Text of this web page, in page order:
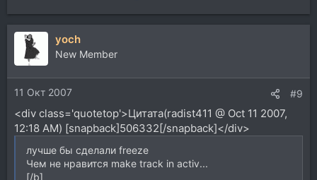
yoch
New Member
11 Окт 2007 #9
<div class='quotetop'>Цитата(radist411 @ Oct 11 2007,
12:18 AM) [snapback]506332[/snapback]</div>
лучше бы сделали freeze
Чем не нравится make track in activ...
[/b]